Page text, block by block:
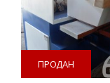
ПРОДАН